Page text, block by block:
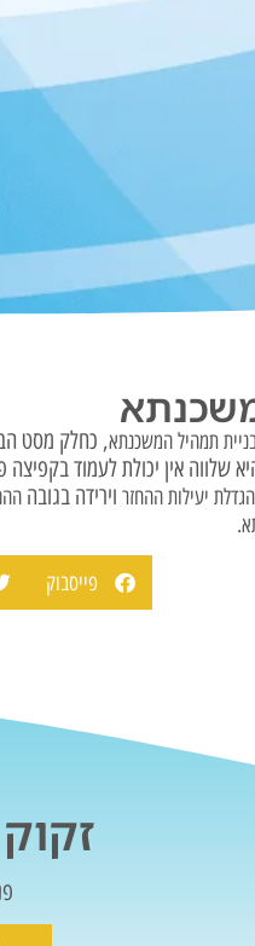
תמהיל המשכנתא, כחלק מסט
שלווה אין יכולת לעמוד
הגדלת יעילות ההחזר וירידה בגובה
פייסבוק